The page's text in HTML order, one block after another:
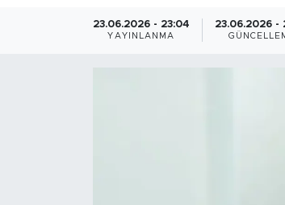
23.06.2026 - 23:04
YAYINLANMA
23.06.2026 -